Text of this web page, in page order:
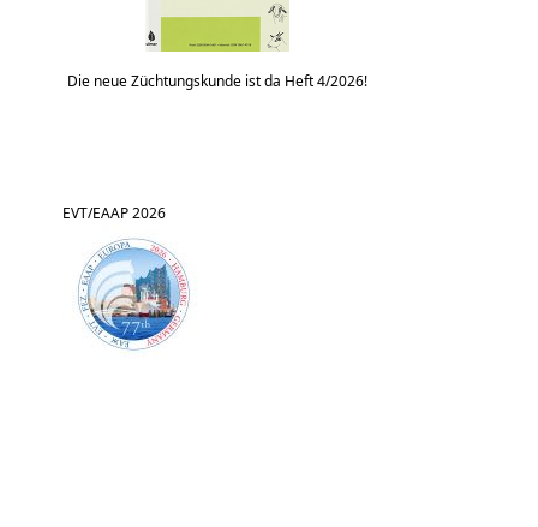
Die neue Züchtungskunde ist da Heft 4/2026!
EVT/EAAP 2026